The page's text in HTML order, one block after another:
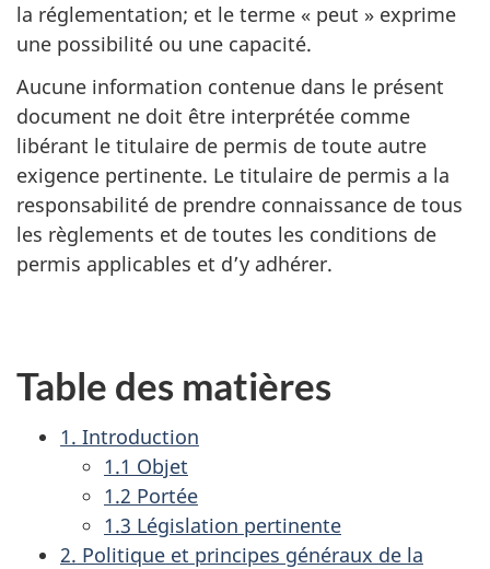
la réglementation; et le terme « peut » exprime
une possibilité ou une capacité.
Aucune information contenue dans le présent
document ne doit être interprétée comme
libérant le titulaire de permis de toute autre
exigence pertinente. Le titulaire de permis a la
responsabilité de prendre connaissance de tous
les règlements et de toutes les conditions de
permis applicables et d’y adhérer.
Table des matières
1. Introduction
1.1 Objet
1.2 Portée
1.3 Législation pertinente
2. Politique et principes généraux de la